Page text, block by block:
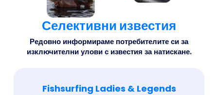
Селективни известия
Редовно информираме потребителите си за
изключителни улови с известия за натискане.
Fishsurfing Ladies & Legends